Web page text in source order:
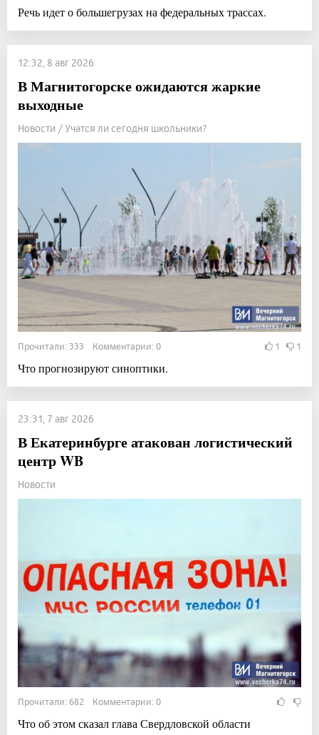
Речь идет о большегрузах на федеральных трассах.
12:32, 8 авг 2026
В Магнитогорске ожидаются жаркие
выходные
Новости / Учатся ли сегодня школьники?
Прочитали: 333 Комментарии: 0 1 1
Что прогнозируют синоптики.
23:31, 7 авг 2026
В Екатеринбурге атакован логистический
центр WB
Новости
Прочитали: 682 Комментарии: 0
Что об этом сказал глава Свердловской области